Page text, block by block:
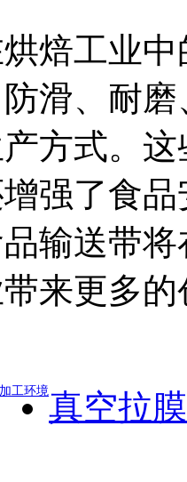
焙工业
滑、耐
方式。
强了食
输送带
来更多
工环境真空拉